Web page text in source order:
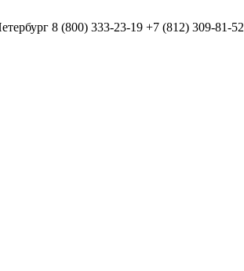
8 (800) 333-23-19 +7 (812) 309-81-52